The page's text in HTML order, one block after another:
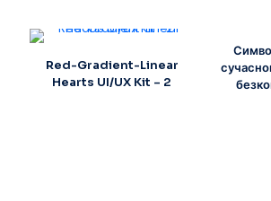
Red-Gradient-Linear
Hearts UI/UX Kit – 2